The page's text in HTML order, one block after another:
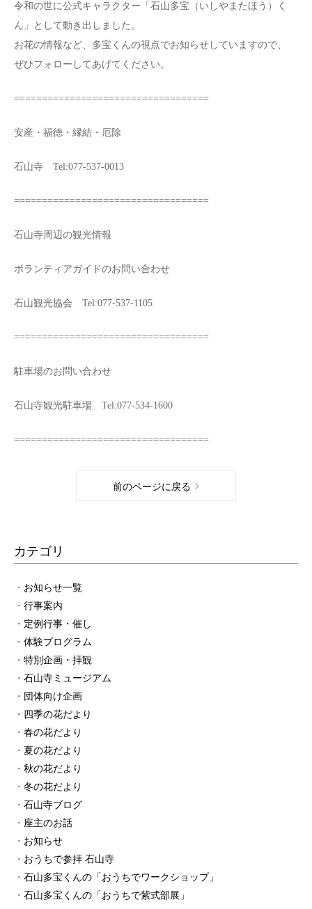
令和の世に公式キャラクター「石山多宝（いしやまたほう）く
ん」として動き出しました。
お花の情報など、多宝くんの視点でお知らせしていますので、
ぜひフォローしてあげてください。
===================================
安産・福徳・縁結・厄除
石山寺 Tel:077-537-0013
===================================
石山寺周辺の観光情報
ボランティアガイドのお問い合わせ
石山観光協会 Tel:077-537-1105
===================================
駐車場のお問い合わせ
石山寺観光駐車場 Tel:077-534-1600
===================================
前のページに戻る
カテゴリ
お知らせ一覧
行事案内
定例行事・催し
体験プログラム
特別企画・拝観
石山寺ミュージアム
団体向け企画
四季の花だより
春の花だより
夏の花だより
秋の花だより
冬の花だより
石山寺ブログ
座主のお話
お知らせ
おうちで参拝 石山寺
石山多宝くんの「おうちでワークショップ」
石山多宝くんの「おうちで紫式部展」